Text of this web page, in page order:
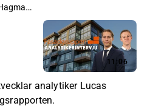
11:06
Jesper Hagman,
analytiker Lucas